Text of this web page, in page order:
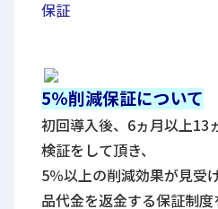
保証
5％削減保証について
初回導入後、6ヵ月以上13
検証をして頂き、
5％以上の削減効果が見受
品代金を返金する保証制度